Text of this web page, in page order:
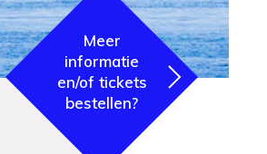
Meer
informatie
en/of tickets
bestellen?